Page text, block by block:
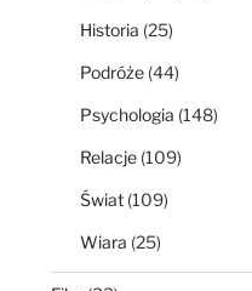
Historia (25)
Podróże(44)
Psychologia (148)
Relacje(109)
Świat(109)
Wiara (25)